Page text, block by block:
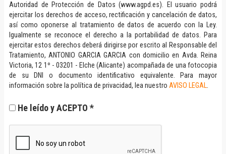
Autoridad de Protección de Datos (www.agpd.es). El usuario podrá
ejercitar los derechos de acceso, rectificación y cancelación de datos,
así como oponerse al tratamiento de datos de acuerdo con la Ley.
Igualmente se reconoce el derecho a la portabilidad de datos. Para
ejercitar estos derechos deberá dirigirse por escrito al Responsable del
Tratamiento, ANTONIO GARCIA GARCIA con domicilio en Avda. Reina
Victoria, 12 1º - 03201 - Elche (Alicante) acompañada de una fotocopia
de su DNI o documento identificativo equivalente. Para mayor
información sobre la política de privacidad, lea nuestro AVISO LEGAL.
He leído y ACEPTO *